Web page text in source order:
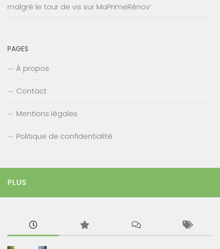
malgré le tour de vis sur MaPrimeRénov’
PAGES
À propos
Contact
Mentions légales
Politique de confidentialité
PLUS